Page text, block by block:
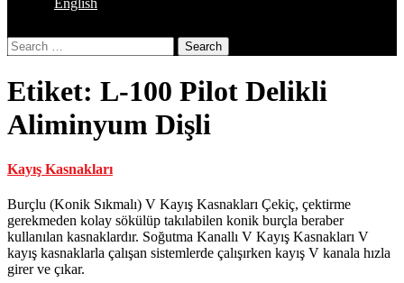
Close
Button
Search
Etiket: L-100 Pilot Delikli
Aliminyum Dişli
Kayış Kasnakları
Burçlu (Konik Sıkmalı) V Kayış Kasnakları Çekiç, çektirme
gerekmeden kolay sökülüp takılabilen konik burçla beraber
kullanılan kasnaklardır. Soğutma Kanallı V Kayış Kasnakları V
kayış kasnaklarla çalışan sistemlerde çalışırken kayış V kanala hızla
girer ve çıkar.